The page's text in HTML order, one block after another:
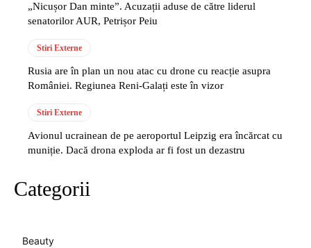
„Nicușor Dan minte”. Acuzații aduse de către liderul
senatorilor AUR, Petrișor Peiu
Stiri Externe
Rusia are în plan un nou atac cu drone cu reacție asupra
României. Regiunea Reni-Galați este în vizor
Stiri Externe
Avionul ucrainean de pe aeroportul Leipzig era încărcat cu
muniție. Dacă drona exploda ar fi fost un dezastru
Categorii
Beauty